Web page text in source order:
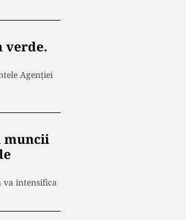
verde.
Agenției
muncii
va intensifica